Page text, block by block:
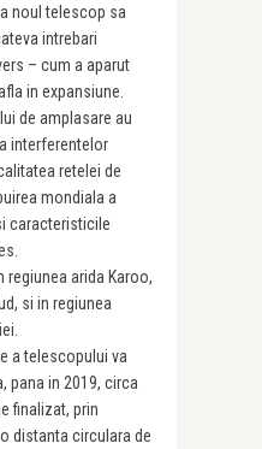
noul telescop sa
intrebari
– cum a aparut
in expansiune.
de amplasare au
interferentelor
retelei de
mondiala a
caracteristicile
regiunea arida Karoo,
si in regiunea
a telescopului va
pana in 2019, circa
finalizat, prin
distanta circulara de